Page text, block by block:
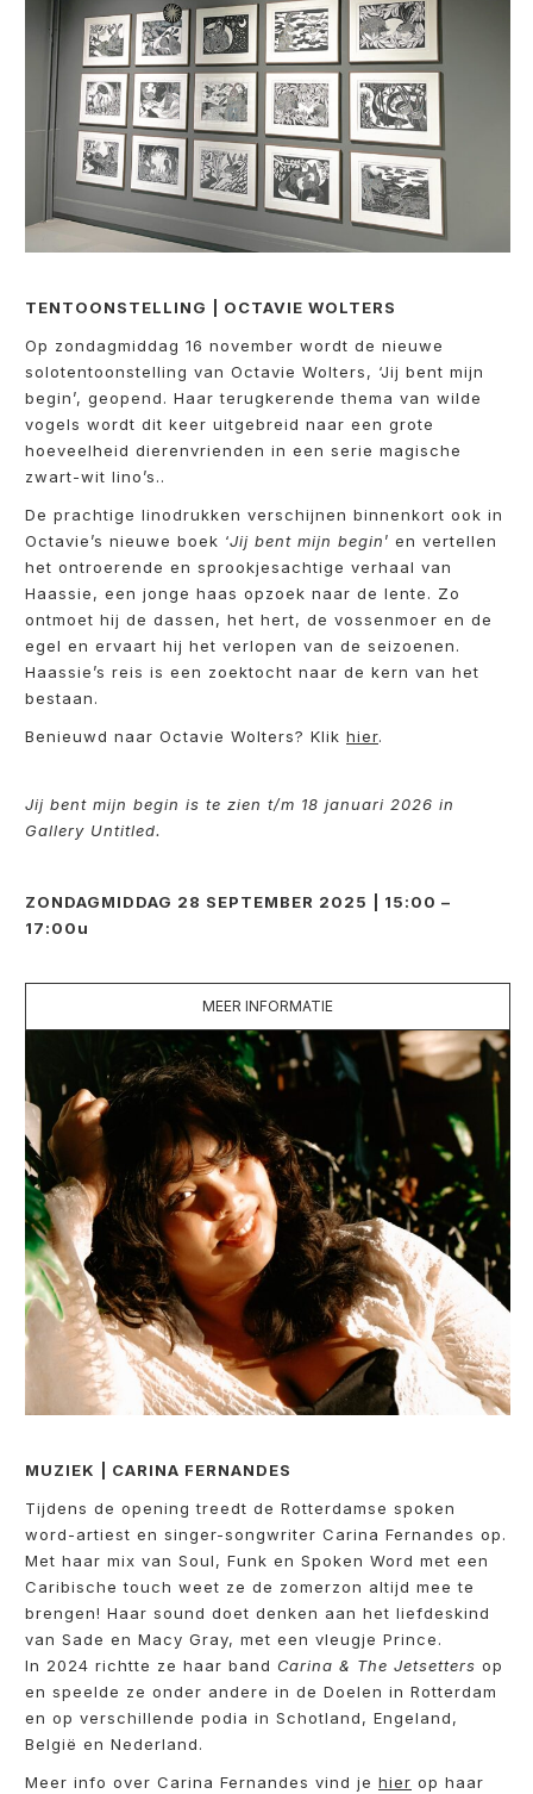
TENTOONSTELLING | OCTAVIE WOLTERS
Op zondagmiddag 16 november wordt de nieuwe
solotentoonstelling van Octavie Wolters, ‘Jij bent mijn
begin’, geopend. Haar terugkerende thema van wilde
vogels wordt dit keer uitgebreid naar een grote
hoeveelheid dierenvrienden in een serie magische
zwart-wit lino’s..
De prachtige linodrukken verschijnen binnenkort ook in
Octavie’s nieuwe boek ‘Jij bent mijn begin’ en vertellen
het ontroerende en sprookjesachtige verhaal van
Haassie, een jonge haas opzoek naar de lente. Zo
ontmoet hij de dassen, het hert, de vossenmoer en de
egel en ervaart hij het verlopen van de seizoenen.
Haassie’s reis is een zoektocht naar de kern van het
bestaan.
Benieuwd naar Octavie Wolters? Klik hier.
Jij bent mijn begin is te zien t/m 18 januari 2026 in
Gallery Untitled.
ZONDAGMIDDAG 28 SEPTEMBER 2025 | 15:00 –
17:00u
MEER INFORMATIE
MUZIEK | CARINA FERNANDES
Tijdens de opening treedt de Rotterdamse spoken
word-artiest en singer-songwriter Carina Fernandes op.
Met haar mix van Soul, Funk en Spoken Word met een
Caribische touch weet ze de zomerzon altijd mee te
brengen! Haar sound doet denken aan het liefdeskind
van Sade en Macy Gray, met een vleugje Prince.
In 2024 richtte ze haar band Carina & The Jetsetters op
en speelde ze onder andere in de Doelen in Rotterdam
en op verschillende podia in Schotland, Engeland,
België en Nederland.
Meer info over Carina Fernandes vind je hier op haar